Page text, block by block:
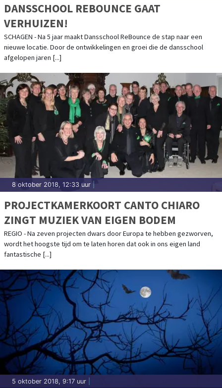
DANSSCHOOL REBOUNCE GAAT
VERHUIZEN!
SCHAGEN - Na 5 jaar maakt Dansschool ReBounce de stap naar een
nieuwe locatie. Door de ontwikkelingen en groei die de dansschool
afgelopen jaren [...]
8 oktober 2018, 12:33 uur
PROJECTKAMERKOORT CANTO CHIARO
ZINGT MUZIEK VAN EIGEN BODEM
REGIO - Na zeven projecten dwars door Europa te hebben gezworven,
wordt het hoogste tijd om te laten horen dat ook in ons eigen land
fantastische [...]
5 oktober 2018, 9:17 uur